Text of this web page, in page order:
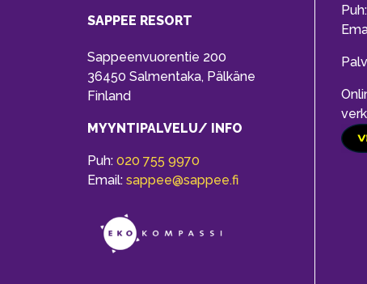
SAPPEE RESORT
Sappeenvuorentie 200
36450 Salmentaka, Pälkäne
Finland
MYYNTIPALVELU/ INFO
Puh: 020 755 9970
Email: sappee@sappee.fi
Puh: